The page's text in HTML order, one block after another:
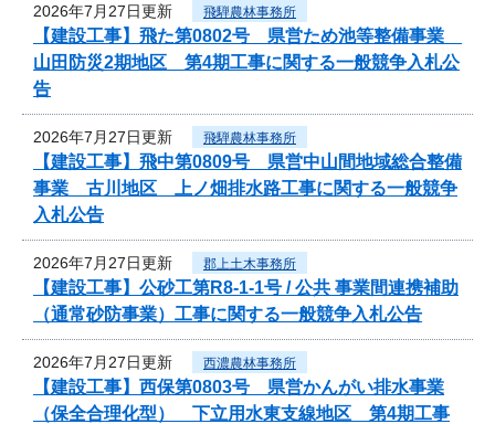
2026年7月27日更新 飛騨農林事務所
【建設工事】飛た第0802号 県営ため池等整備事業
山田防災2期地区 第4期工事に関する一般競争入札公
告
2026年7月27日更新 飛騨農林事務所
【建設工事】飛中第0809号 県営中山間地域総合整備
事業 古川地区 上ノ畑排水路工事に関する一般競争
入札公告
2026年7月27日更新 郡上土木事務所
【建設工事】公砂工第R8-1-1号 / 公共 事業間連携補助
（通常砂防事業）工事に関する一般競争入札公告
2026年7月27日更新 西濃農林事務所
【建設工事】西保第0803号 県営かんがい排水事業
（保全合理化型） 下立用水東支線地区 第4期工事